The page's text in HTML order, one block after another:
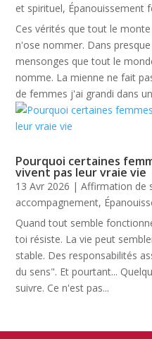
et spirituel, Épanouissement
Ces vérités que tout le
n'ose nommer. Dans
mensonges que tout le
nomme. La mienne ne fait
de femmes j'ai grandi dans
Pourquoi certaines
vivent pas leur vraie vie
13 Avr 2026 |Affirmation de
accompagnement,
Quand tout semble
toi résiste. La vie peut
stable. Des responsabilités
du sens". Et pourtant...
suivre. Ce n'est pas...